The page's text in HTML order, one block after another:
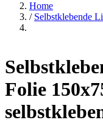
Home
/ Selbstklebende
Folie